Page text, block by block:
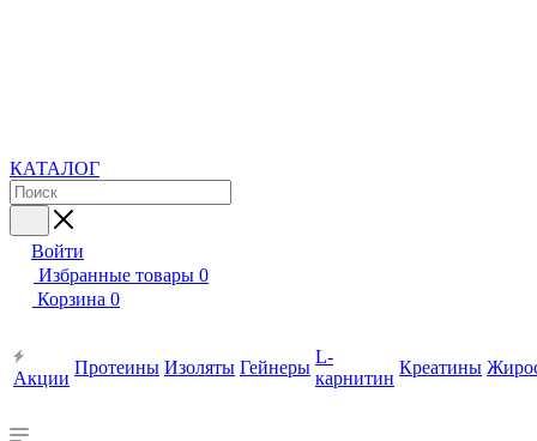
КАТАЛОГ
Войти
Избранные товары 0
Корзина 0
Акции
Протеины Изоляты Гейнеры
L-
карнитин
Креатины